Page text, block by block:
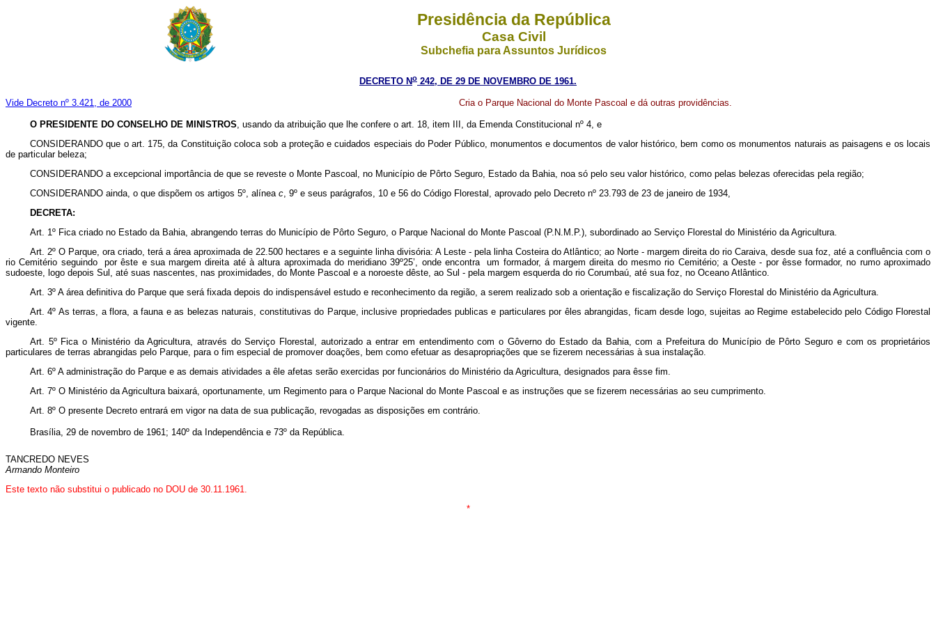
Presidência da República
Casa Civil
Subchefia para Assuntos Jurídicos
DECRETO No 242, DE 29 DE NOVEMBRO DE 1961.
Vide Decreto nº 3.421, de 2000 Cria o Parque Nacional do Monte Pascoal e dá outras providências.
O PRESIDENTE DO CONSELHO DE MINISTROS, usando da atribuição que lhe confere o art. 18, item III, da Emenda Constitucional nº 4, e
CONSIDERANDO que o art. 175, da Constituição coloca sob a proteção e cuidados especiais do Poder Público, monumentos e documentos de valor histórico, bem como os monumentos naturais as paisagens e os locais
de particular beleza;
CONSIDERANDO a excepcional importância de que se reveste o Monte Pascoal, no Município de Pôrto Seguro, Estado da Bahia, noa só pelo seu valor histórico, como pelas belezas oferecidas pela região;
CONSIDERANDO ainda, o que dispõem os artigos 5º, alínea c, 9º e seus parágrafos, 10 e 56 do Código Florestal, aprovado pelo Decreto nº 23.793 de 23 de janeiro de 1934,
DECRETA:
Art. 1º Fica criado no Estado da Bahia, abrangendo terras do Município de Pôrto Seguro, o Parque Nacional do Monte Pascoal (P.N.M.P.), subordinado ao Serviço Florestal do Ministério da Agricultura.
Art. 2º O Parque, ora criado, terá a área aproximada de 22.500 hectares e a seguinte linha divisória: A Leste - pela linha Costeira do Atlântico; ao Norte - margem direita do rio Caraiva, desde sua foz, até a confluência com o
rio Cemitério seguindo por êste e sua margem direita até à altura aproximada do meridiano 39º25’, onde encontra um formador, á margem direita do mesmo rio Cemitério; a Oeste - por êsse formador, no rumo aproximado
sudoeste, logo depois Sul, até suas nascentes, nas proximidades, do Monte Pascoal e a noroeste dêste, ao Sul - pela margem esquerda do rio Corumbaú, até sua foz, no Oceano Atlântico.
Art. 3º A área definitiva do Parque que será fixada depois do indispensável estudo e reconhecimento da região, a serem realizado sob a orientação e fiscalização do Serviço Florestal do Ministério da Agricultura.
Art. 4º As terras, a flora, a fauna e as belezas naturais, constitutivas do Parque, inclusive propriedades publicas e particulares por êles abrangidas, ficam desde logo, sujeitas ao Regime estabelecido pelo Código Florestal
vigente.
Art. 5º Fica o Ministério da Agricultura, através do Serviço Florestal, autorizado a entrar em entendimento com o Gôverno do Estado da Bahia, com a Prefeitura do Município de Pôrto Seguro e com os proprietários
particulares de terras abrangidas pelo Parque, para o fim especial de promover doações, bem como efetuar as desapropriações que se fizerem necessárias à sua instalação.
Art. 6º A administração do Parque e as demais atividades a êle afetas serão exercidas por funcionários do Ministério da Agricultura, designados para êsse fim.
Art. 7º O Ministério da Agricultura baixará, oportunamente, um Regimento para o Parque Nacional do Monte Pascoal e as instruções que se fizerem necessárias ao seu cumprimento.
Art. 8º O presente Decreto entrará em vigor na data de sua publicação, revogadas as disposições em contrário.
Brasília, 29 de novembro de 1961; 140º da Independência e 73º da República.
TANCREDO NEVES
Armando Monteiro
Este texto não substitui o publicado no DOU de 30.11.1961.
*